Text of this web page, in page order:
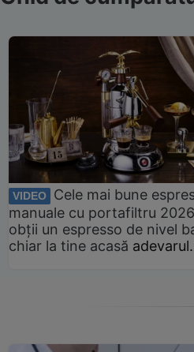
VIDEO
Cele mai bune
manuale cu portafiltru
obții un espresso de nivel
chiar la tine acasă